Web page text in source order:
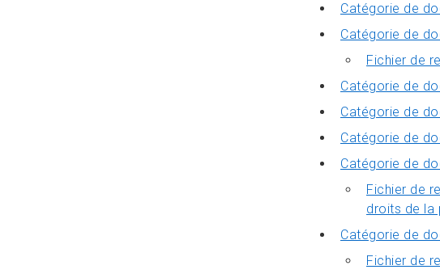
Catégorie de
Catégorie de
Fichier de
Catégorie de
Catégorie de
Catégorie de
Catégorie de
Fichier de
droits de la
Catégorie de
Fichier de